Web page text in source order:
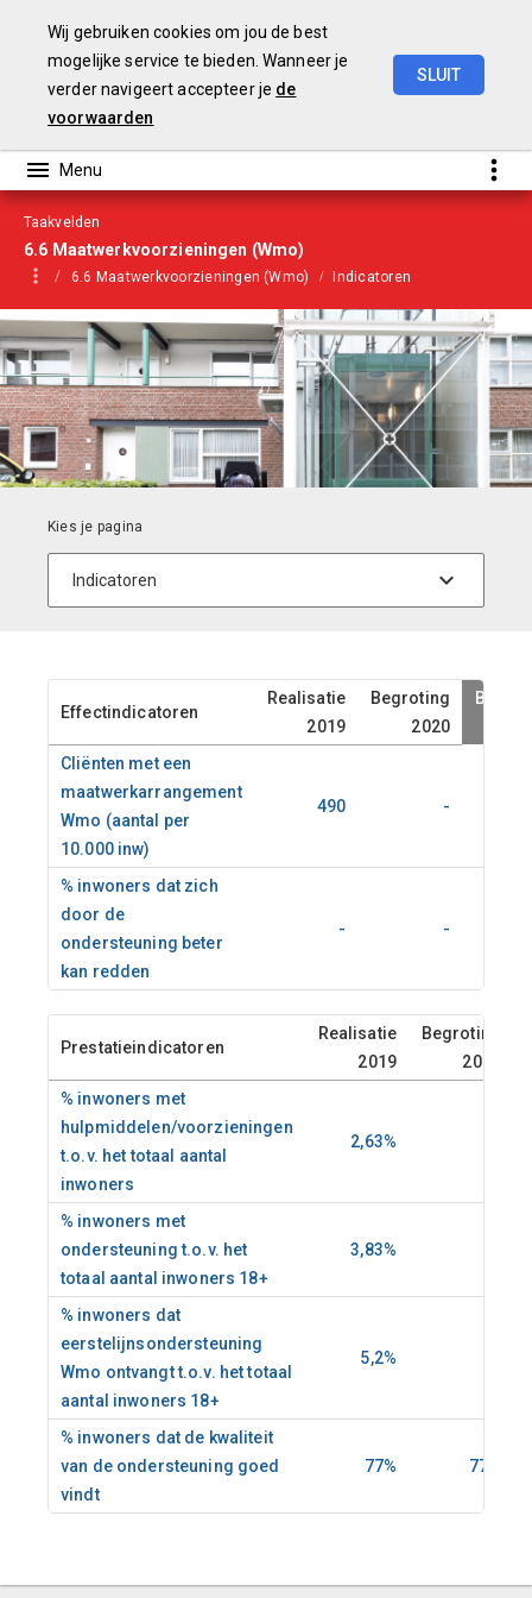
Taakvelden
6.6 Maatwerkvoorzieningen (Wmo)
6.6 Maatwerkvoorzieningen (Wmo) Indicatoren
Effectindicatoren
Realisatie
2019
Begroting
2020
Cliënten met een
maatwerkarrangement
Wmo (aantal per
10.000 inw)
490 -
% inwoners dat zich
door de
ondersteuning beter
kan redden
- -
Prestatieindicatoren
Realisatie
2019
Begroting
2020
% inwoners met
hulpmiddelen/voorzieningen
t.o.v. het totaal aantal
inwoners
2,63%
% inwoners met
ondersteuning t.o.v. het
totaal aantal inwoners 18+
3,83%
% inwoners dat
eerstelijnsondersteuning
Wmo ontvangt t.o.v. het totaal
aantal inwoners 18+
5,2%
% inwoners dat de kwaliteit
van de ondersteuning goed
vindt
77% 77%
Wij gebruiken cookies om jou de best
mogelijke service te bieden. Wanneer je
verder navigeert accepteer je de
voorwaarden
SLUIT